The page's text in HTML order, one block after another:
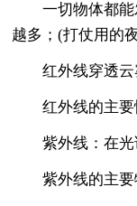
一切物体都
越多；(打仗用的
红外线穿透
红外线的主
紫外线：在
紫外线的主